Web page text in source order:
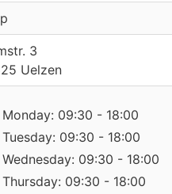
3
Uelzen
Monday: 09:30 - 18:00
Tuesday: 09:30 - 18:00
Wednesday: 09:30 - 18:00
Thursday: 09:30 - 18:00